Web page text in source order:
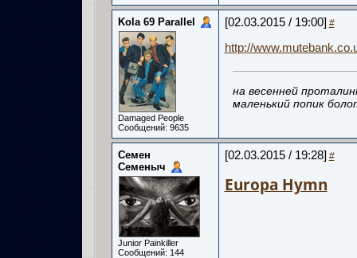
Kola 69 Parallel
Damaged People
Сообщений: 9635
[02.03.2015 / 19:00] #
http://
на весенней
маленький попик
Семен
Семеныч
Junior Painkiller
Сообщений: 144
[02.03.2015 / 19:28] #
Europa Hymn